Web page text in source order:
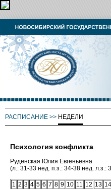
РАСПИСАНИЕ >> НЕДЕЛИ
Психология конфликта
Руденская Юлия Евгеньевна
(л.: 31-33 нед. п.з.: 34-38 нед. л.з.:
1 2 3 4 5 6 7 8 9 10 11 12 13 14